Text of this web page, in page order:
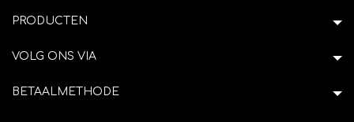
PRODUCTEN
VOLG ONS VIA
BETAALMETHODE